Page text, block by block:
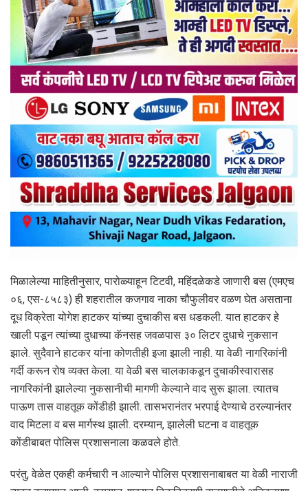
मिळालेल्या माहितीनुसार, पारोळ्याहून टिटवी, महिंदळेकडे जाणारी बस (एमएच
०६, एस-८५८३) ही शहरातील कजगाव नाका चौफुलीवर वळण घेत असताना
दूध विक्रेता योगेश हाटकर यांच्या दुचाकीस बस धडकली. यात हाटकर हे
खाली पडून त्यांच्या दुधाच्या कॅनसह जवळपास ३० लिटर दुधाचे नुकसान
झाले. सुदैवाने हाटकर यांना कोणतीही इजा झाली नाही. या वेळी नागरिकांनी
गर्दी करून रोष व्यक्त केला. या वेळी बस चालकाकडून दुचाकीस्वारासह
नागरिकांनी झालेल्या नुकसानीची मागणी केल्याने वाद सुरू झाला. त्यातच
पाऊण तास वाहतूक कोंडीही झाली. तासभरानंतर भरपाई देण्याचे ठरल्यानंतर
वाद मिटला व बस मार्गस्थ झाली. दरम्यान, झालेली घटना व वाहतूक
कोंडीबाबत पोलिस प्रशासनाला कळवले होते.
परंतु, वेळेत एकही कर्मचारी न आल्याने पोलिस प्रशासनाबाबत या वेळी नाराजी